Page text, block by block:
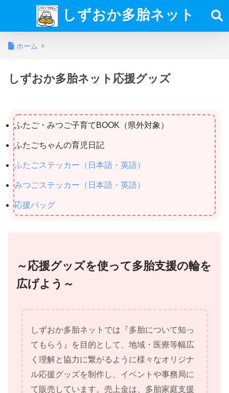
しずおか多胎ネット
ホーム
しずおか多胎ネット応援グッズ
ふたご・みつご子育てBOOK（県外対象）
ふたごちゃんの育児日記
ふたごステッカー（日本語・英語）
みつごステッカー（日本語・英語）
応援バッグ
～応援グッズを使って多胎支援の輪を
広げよう～
しずおか多胎ネットでは『多胎について知っ
てもらう』を目的として、地域・医療等幅広
く理解と協力に繋がるように様々なオリジナ
ル応援グッズを制作し、イベントや事務局に
て販売しています。売上金は、多胎家庭支援